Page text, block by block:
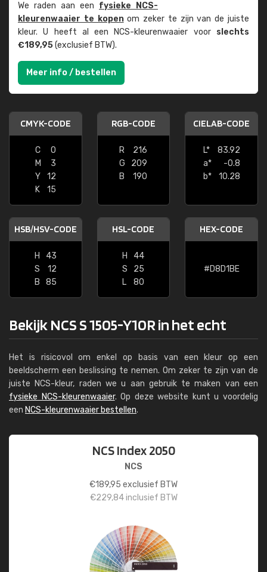
We raden aan een fysieke NCS-
kleuren­waaier te kopenom zeker te zijn van de juiste
kleur. U heeft al een NCS-kleuren­waaier voor slechts
€189,95(exclusief BTW).
Meer info / bestellen
CMYK-CODE
C
0
M
3
Y
12
K
15
RGB-CODE
R
216
G
209
B
190
CIELAB-CODE
L*
83.92
a*
-0.8
b*
10.28
HSB/HSV-CODE
H
43
S
12
B
85
HSL-CODE
H
44
S
25
L
80
HEX-CODE
#D8D1BE
Bekijk NCS S 1505-Y10R in het echt
Het is risicovol om enkel op basis van een kleur op een
beeldscherm een beslissing te nemen. Om zeker te zijn van de
juiste NCS-kleur, raden we u aan gebruik te maken van een
fysieke NCS-kleurenwaaier. Op deze website kunt u voordelig
een NCS-kleurenwaaier bestellen.
NCS Index 2050
NCS
€189,95 exclusief BTW
€229,84inclusief BTW